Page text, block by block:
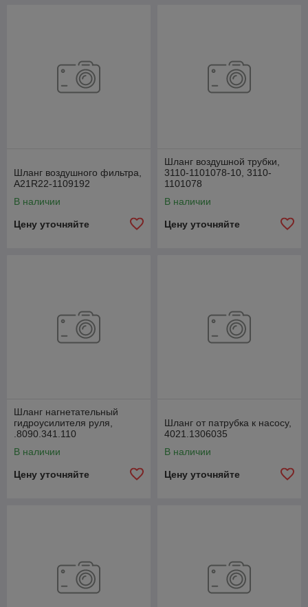
Шланг воздушного фильтра,
А21R22-1109192
В наличии
Цену уточняйте
Шланг воздушной трубки,
3110-1101078-10, 3110-
1101078
В наличии
Цену уточняйте
Шланг нагнетательный
гидроусилителя руля,
.8090.341.110
В наличии
Цену уточняйте
Шланг от патрубка к насосу,
4021.1306035
В наличии
Цену уточняйте